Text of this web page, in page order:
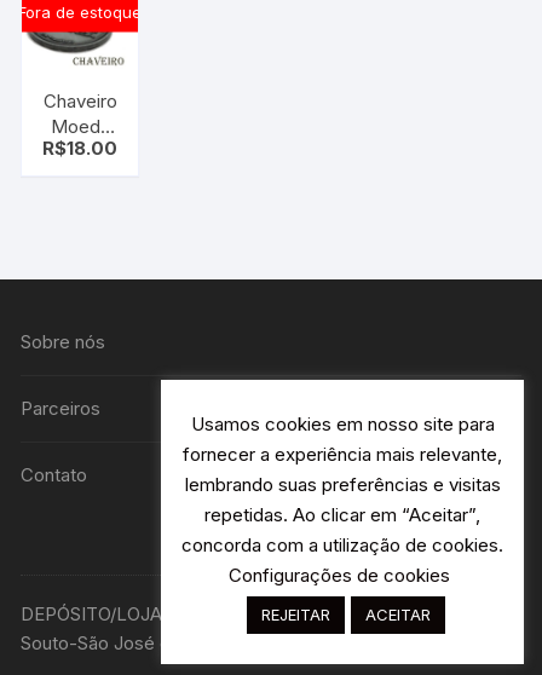
Fora de estoque
Chaveiro
Moeda
Corrente
R$18.00
Sobre nós
Parceiros
Contato
DEPÓSITO/LOJA R. Avião Bandeirantes 115 H2- Jardim
Souto-São José dos Campos - SP Designer:
Usamos cookies em nosso site para
fornecer a experiência mais relevante,
lembrando suas preferências e visitas
repetidas. Ao clicar em “Aceitar”,
concorda com a utilização de cookies.
Configurações de cookies
REJEITAR ACEITAR